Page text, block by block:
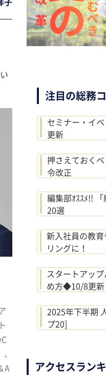
注目の総務
セミナー・イ
更新
押さえておく
令改正
編集部ｵｽｽﾒ!!
20選
新入社員の教
リングに！
スタートアッ
め方◆10/8更新
2025年下半期
プ20]
アクセスラン
A